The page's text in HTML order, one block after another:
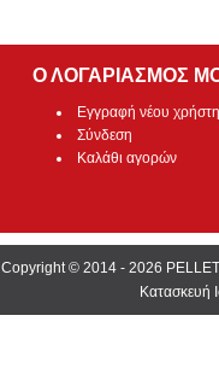
Ο ΛΟΓΑΡΙΑΣΜΟΣ
Εγγραφή νέου χρήστη
Σύνδεση
Καλάθι αγορών
Copyright © 2014 - 2026
Κατασκευή